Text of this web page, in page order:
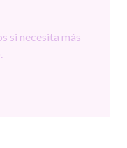
si necesita más